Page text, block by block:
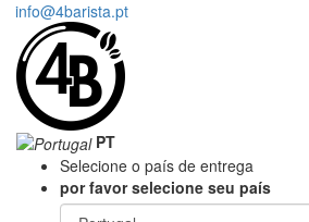
info@4barista.pt
PT
Selecione o país de entrega
por favor selecione seu país